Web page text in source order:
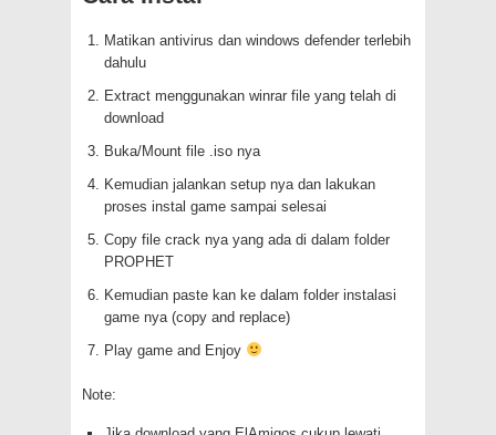
Matikan antivirus dan windows defender terlebih
dahulu
Extract menggunakan winrar file yang telah di
download
Buka/Mount file .iso nya
Kemudian jalankan setup nya dan lakukan
proses instal game sampai selesai
Copy file crack nya yang ada di dalam folder
PROPHET
Kemudian paste kan ke dalam folder instalasi
game nya (copy and replace)
Play game and Enjoy
Note: